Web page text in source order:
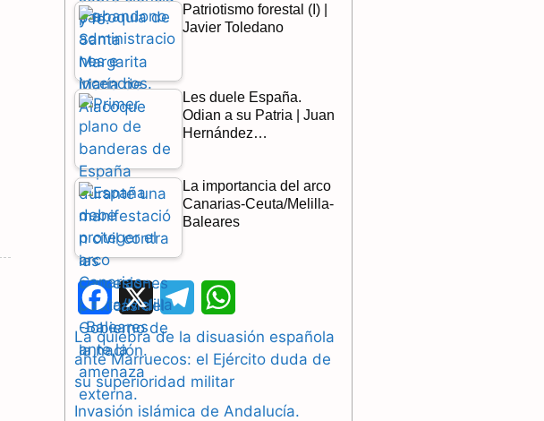
Patriotismo forestal (I) |
Javier Toledano
Les duele España.
Odian a su Patria | Juan
Hernández…
La importancia del arco
Canarias-Ceuta/Melilla-
Baleares
F
a
c
e
X
e
l
h
a
La quiebra de la disuasión española
ante Marruecos: el Ejército duda de
su superioridad militar
Invasión islámica de Andalucía.